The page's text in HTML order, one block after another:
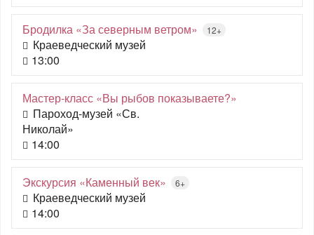
Бродилка «За северным ветром» 12+
Краеведческий музей
13:00
Мастер-класс «Вы рыбов показываете?»
Пароход-музей «Св.
Николай»
14:00
Экскурсия «Каменный век» 6+
Краеведческий музей
14:00